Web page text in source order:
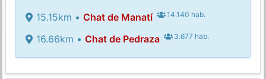
15.15km • Chat de Manatí 14.140 hab.
16.66km • Chat de Pedraza 3.677 hab.